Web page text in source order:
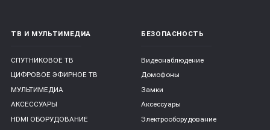
ТВ И МУЛЬТИМЕДИА
СПУТНИКОВОЕ ТВ
ЦИФРОВОЕ ЭФИРНОЕ ТВ
МУЛЬТИМЕДИА
АКСЕССУАРЫ
HDMI ОБОРУДОВАНИЕ
БЕЗОПАСНОСТЬ
Видеонаблюдение
Домофоны
Замки
Аксессуары
Электрооборудование